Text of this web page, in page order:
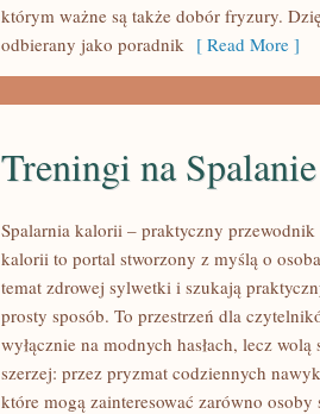
którym ważne są także dobór fryzury.
odbierany jako poradnik [ Read More ]
Treningi na
Spalarnia kalorii – praktyczny
kalorii to portal stworzony z myślą o
temat zdrowej sylwetki i szukają
prosty sposób. To przestrzeń dla
wyłącznie na modnych hasłach, lecz
szerzej: przez pryzmat codziennych
które mogą zainteresować zarówno